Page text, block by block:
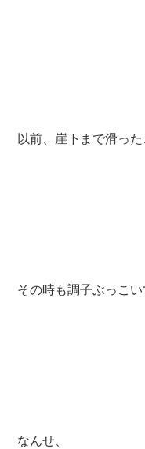
以前、崖下まで滑った
その時も調子ぶっこい
なんせ、